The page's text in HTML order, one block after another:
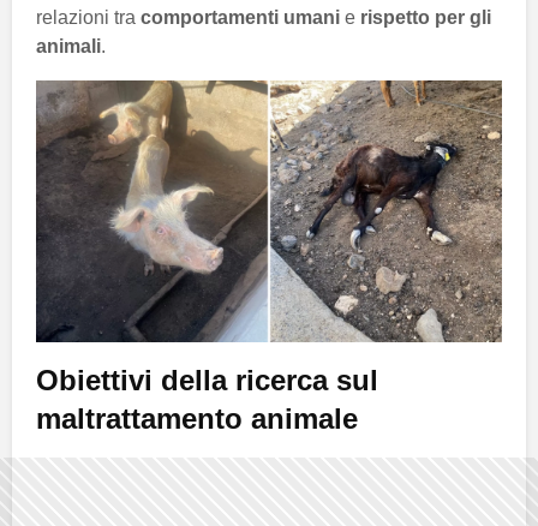
relazioni tra comportamenti umani e rispetto per gli
animali.
Obiettivi della ricerca sul
maltrattamento animale